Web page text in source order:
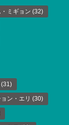
・ミギョン (32)
(31)
ン・エリ (30)